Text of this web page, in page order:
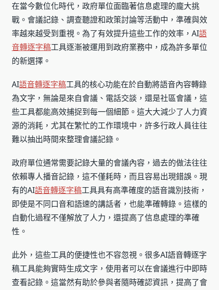
在當今數位化時代，政府單位面臨著信息處理的龐大挑
戰。會議記錄、調查聽證和政策討論等活動中，準確與效
率越來越受到重視。為了有效提升這些工作的效率，AI語
音轉逐字稿工具逐漸被運用到政府業務中，成為許多單位
的新選擇。
AI語音轉逐字稿工具的核心功能在於自動將語音內容轉錄
為文字，無論是來自會議、電話交談，還是社區會議，這
些工具都能高效捕捉到每一個細節。這大大減少了人力資
源的消耗，尤其在繁忙的工作環境中，許多行政人員往往
難以抽出時間來整理會議記錄。
政府單位通常需要記錄大量的會議內容，過去的做法往往
依賴專人播音記錄，這不僅耗時，而且容易出現錯誤。現
有的AI語音轉逐字稿工具具有高準確度的語音識別技術，
即使是不同口音和語速的講話者，也能準確轉錄。這樣的
自動化過程不僅解放了人力，還提高了信息處理的準確
性。
此外，這些工具的便捷性也不容忽視。很多AI語音轉逐字
稿工具能夠實時生成文字，使用者可以在會議進行中即時
查看記錄。這當然有助於參與者隨時確認資訊，提高了會